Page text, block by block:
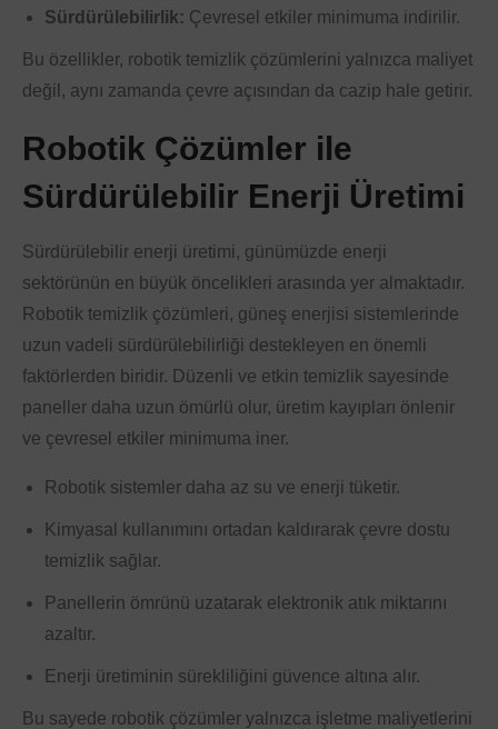
Sürdürülebilirlik: Çevresel etkiler minimuma indirilir.
Bu özellikler, robotik temizlik çözümlerini yalnızca maliyet
değil, aynı zamanda çevre açısından da cazip hale getirir.
Robotik Çözümler ile
Sürdürülebilir Enerji Üretimi
Sürdürülebilir enerji üretimi, günümüzde enerji
sektörünün en büyük öncelikleri arasında yer almaktadır.
Robotik temizlik çözümleri, güneş enerjisi sistemlerinde
uzun vadeli sürdürülebilirliği destekleyen en önemli
faktörlerden biridir. Düzenli ve etkin temizlik sayesinde
paneller daha uzun ömürlü olur, üretim kayıpları önlenir
ve çevresel etkiler minimuma iner.
Robotik sistemler daha az su ve enerji tüketir.
Kimyasal kullanımını ortadan kaldırarak çevre dostu
temizlik sağlar.
Panellerin ömrünü uzatarak elektronik atık miktarını
azaltır.
Enerji üretiminin sürekliliğini güvence altına alır.
Bu sayede robotik çözümler yalnızca işletme maliyetlerini